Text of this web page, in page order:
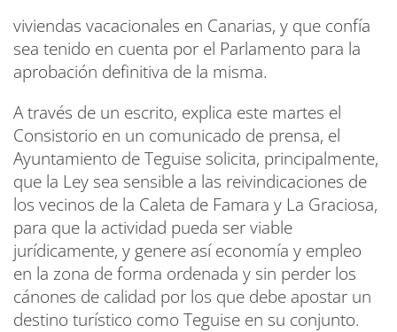
viviendas vacacionales en Canarias, y que confía
sea tenido en cuenta por el Parlamento para la
aprobación definitiva de la misma.
A través de un escrito, explica este martes el
Consistorio en un comunicado de prensa, el
Ayuntamiento de Teguise solicita, principalmente,
que la Ley sea sensible a las reivindicaciones de
los vecinos de la Caleta de Famara y La Graciosa,
para que la actividad pueda ser viable
jurídicamente, y genere así economía y empleo
en la zona de forma ordenada y sin perder los
cánones de calidad por los que debe apostar un
destino turístico como Teguise en su conjunto.